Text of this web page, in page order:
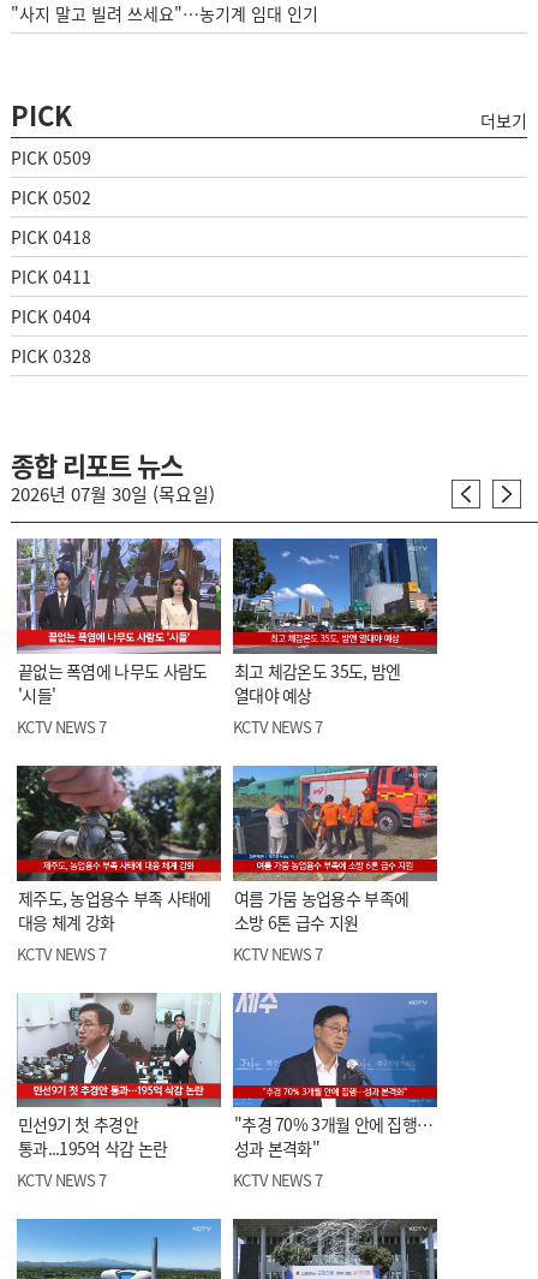
"사지 말고 빌려 쓰세요"…농기계 임대 인기
PICK
더보기
PICK 0509
PICK 0502
PICK 0418
PICK 0411
PICK 0404
PICK 0328
종합 리포트 뉴스
2026년 07월 30일 (목요일)
끝없는 폭염에 나무도 사람도
'시들'
KCTV NEWS 7
최고 체감온도 35도, 밤엔
열대야 예상
KCTV NEWS 7
제주도, 농업용수 부족 사태에
대응 체계 강화
KCTV NEWS 7
여름 가뭄 농업용수 부족에
소방 6톤 급수 지원
KCTV NEWS 7
민선9기 첫 추경안
통과...195억 삭감 논란
KCTV NEWS 7
"추경 70% 3개월 안에 집행…
성과 본격화"
KCTV NEWS 7